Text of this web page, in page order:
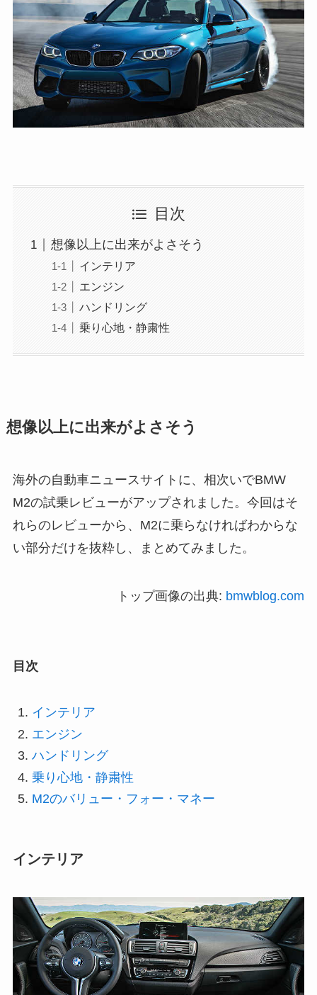
目次
想像以上に出来がよさそう
インテリア
エンジン
ハンドリング
乗り心地・静粛性
想像以上に出来がよさそう
海外の自動車ニュースサイトに、相次いでBMW
M2の試乗レビューがアップされました。今回はそ
れらのレビューから、M2に乗らなければわからな
い部分だけを抜粋し、まとめてみました。
トップ画像の出典: bmwblog.com
目次
インテリア
エンジン
ハンドリング
乗り心地・静粛性
M2のバリュー・フォー・マネー
インテリア